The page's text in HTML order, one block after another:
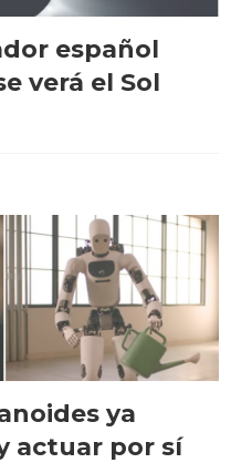
español
verá el Sol
ya
actuar por sí